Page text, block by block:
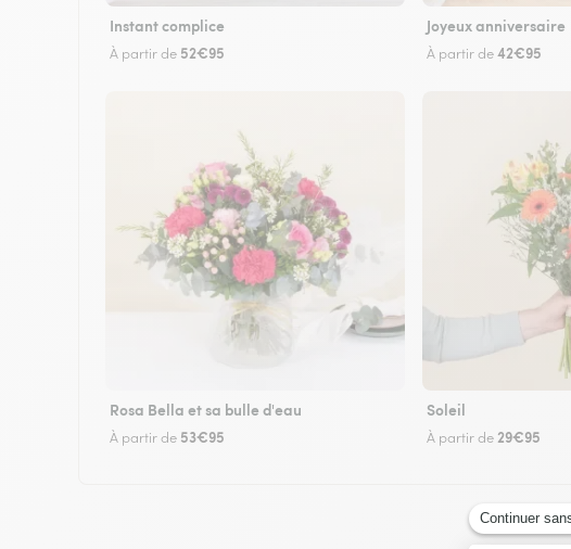
Instant complice
À partir de 52€95
Joyeux anniversaire
À partir de42€95
Rosa Bella et sa bulle d'eau
À partir de 53€95
Soleil
À partir de 29€95